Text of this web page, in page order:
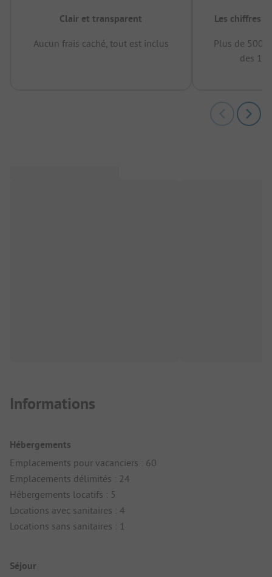
Clair et transparent
Aucun frais caché, tout est inclus
Les chiffres
Plus de
des 12
Informations
Hébergements
Emplacements pour vacanciers : 60
Emplacements délimités : 24
Hébergements locatifs : 5
Locations avec sanitaires : 4
Locations sans sanitaires : 1
Séjour